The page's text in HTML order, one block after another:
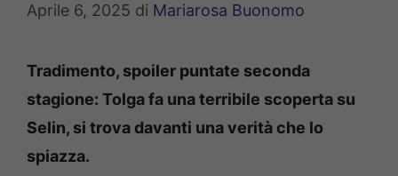
Aprile 6, 2025 di Mariarosa Buonomo
Tradimento, spoiler puntate seconda
stagione: Tolga fa una terribile scoperta su
Selin, si trova davanti una verità che lo
spiazza.